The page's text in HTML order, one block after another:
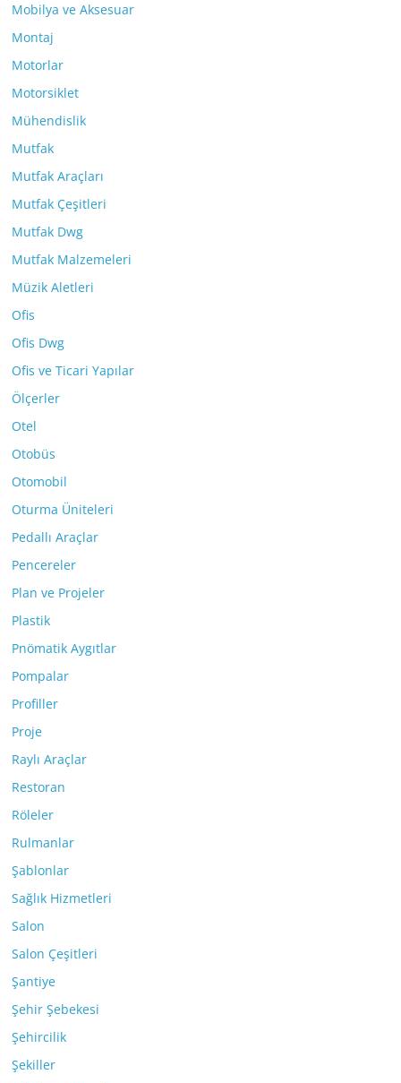
Mobilya ve Aksesuar
Montaj
Motorlar
Motorsiklet
Mühendislik
Mutfak
Mutfak Araçları
Mutfak Çeşitleri
Mutfak Dwg
Mutfak Malzemeleri
Müzik Aletleri
Ofis
Ofis Dwg
Ofis ve Ticari Yapılar
Ölçerler
Otel
Otobüs
Otomobil
Oturma Üniteleri
Pedallı Araçlar
Pencereler
Plan ve Projeler
Plastik
Pnömatik Aygıtlar
Pompalar
Profiller
Proje
Raylı Araçlar
Restoran
Röleler
Rulmanlar
Şablonlar
Sağlık Hizmetleri
Salon
Salon Çeşitleri
Şantiye
Şehir Şebekesi
Şehircilik
Şekiller